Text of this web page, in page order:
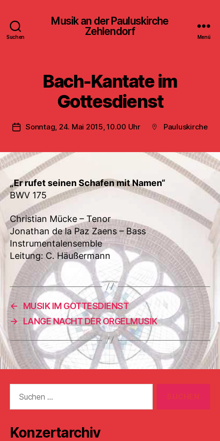
Suchen
Musik an der Pauluskirche
Zehlendorf
Menü
Bach-Kantate im
Gottesdienst
Veröffentlichungsdatum
Sonntag, 24. Mai 2015, 10.00 Uhr Beitragsort
Pauluskirche
„Er rufet seinen Schafen mit Namen“
BWV 175
Christian Mücke – Tenor
Jonathan de la Paz Zaens – Bass
Instrumentalensemble
Leitung: C. Häußermann
←
MUSIK IM GOTTESDIENST
→
LANGE NACHT DER ORGELMUSIK
nach:
Konzertarchiv